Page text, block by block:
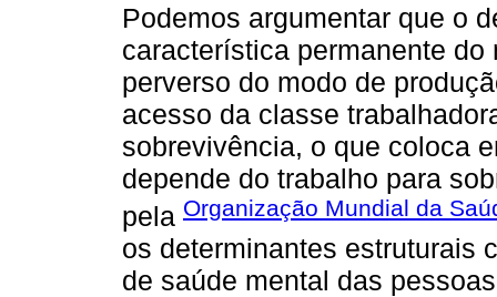
Podemos argumentar que o
característica permanente
perverso do modo de
acesso da classe
sobrevivência, o que coloca
depende do trabalho para
pela Organização Mundial da
os determinantes estruturais
de saúde mental das